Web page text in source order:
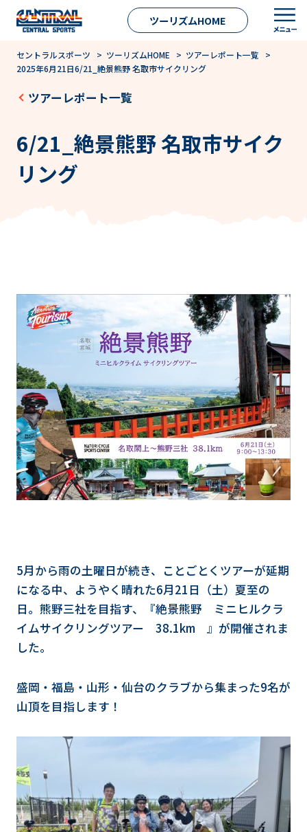
ツーリズムHOME
セントラルスポーツ > ツーリズムHOME > ツアーレポート一覧 >
2025年6月21日6/21_絶景熊野 名取市サイクリング
ツアーレポート一覧
6/21_絶景熊野 名取市サイク
リング
5月から雨の土曜日が続き、ことごとくツアーが延期
になる中、ようやく晴れた6月21日（土）夏至の
日。熊野三社を目指す、『絶景熊野 ミニヒルクラ
イムサイクリングツアー 38.1km 』が開催されま
した。
盛岡・福島・山形・仙台のクラブから集まった9名が
山頂を目指します！